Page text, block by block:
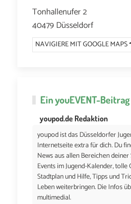
Tonhallenufer 2
40479 Düsseldorf
NAVIGIERE MIT GOOGLE MAPS
EinyouEVENT-
youpod.de Redaktion
youpod ist das Düsseldorfer
Internetseite extra für dich. Du
News aus allen Bereichen
Events im Jugend-Kalender, tolle
Stadtplan und Hilfe, Tipps und
Leben weiterbringen. Die Infos
multimedial.